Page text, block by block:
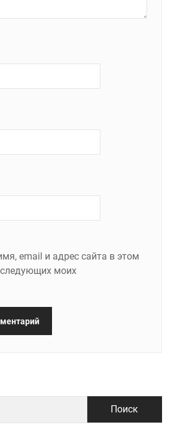
email и адрес сайта в этом
моих